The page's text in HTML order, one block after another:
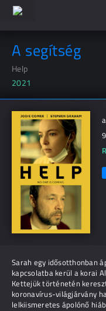
A segítség
Help
2021
Sarah egy idősotthonban
kapcsolatba kerül a korai
Kettejük történetén
koronavírus-világjárvány
lelkiismeretes ápolónő